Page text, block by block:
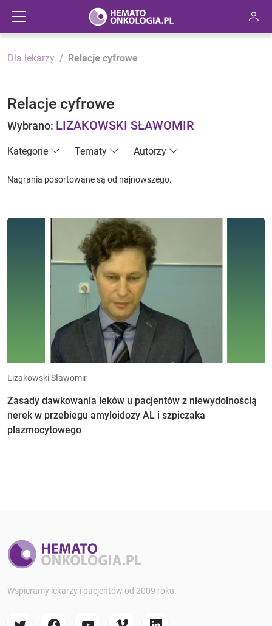
Dla lekarzy Relacje cyfrowe
Relacje cyfrowe
Wybrano: LIZAKOWSKI SŁAWOMIR
Kategorie Tematy Autorzy
Nagrania posortowane są od najnowszego.
Lizakowski Sławomir
Zasady dawkowania leków u pacjentów z niewydolnością
nerek w przebiegu amyloidozy AL i szpiczaka
plazmocytowego
Wspieramy lekarzy i pacjentów od 2009 roku.